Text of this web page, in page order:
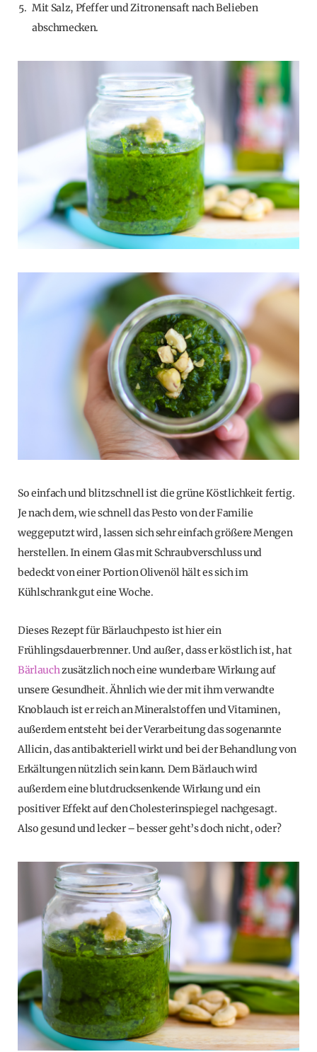
Mit Salz, Pfeffer und Zitronensaft nach Belieben
abschmecken.
So einfach und blitzschnell ist die grüne Köstlichkeit fertig.
Je nach dem, wie schnell das Pesto von der Familie
weggeputzt wird, lassen sich sehr einfach größere Mengen
herstellen. In einem Glas mit Schraubverschluss und
bedeckt von einer Portion Olivenöl hält es sich im
Kühlschrank gut eine Woche.
Dieses Rezept für Bärlauchpesto ist hier ein
Frühlingsdauerbrenner. Und außer, dass er köstlich ist, hat
Bärlauchzusätzlich noch eine wunderbare Wirkung auf
unsere Gesundheit. Ähnlich wie der mit ihm verwandte
Knoblauch ist er reich an Mineralstoffen und Vitaminen,
außerdem entsteht bei der Verarbeitung das sogenannte
Allicin, das antibakteriell wirkt und bei der Behandlung von
Erkältungen nützlich sein kann. Dem Bärlauch wird
außerdem eine blutdrucksenkende Wirkung und ein
positiver Effekt auf den Cholesterinspiegel nachgesagt.
Also gesund und lecker – besser geht’s doch nicht, oder?